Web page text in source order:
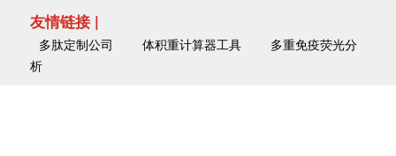
友情链接 |
多肽定制公司 体积重计算器工具 多重免疫荧光分
析